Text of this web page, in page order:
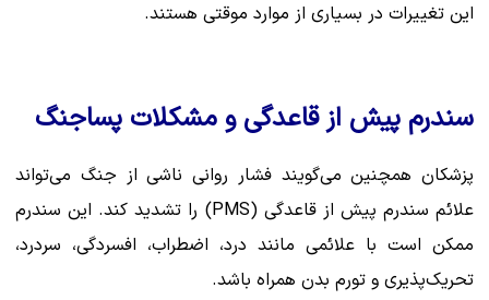
این تغییرات در بسیاری از موارد موقتی هستند.
سندرم پیش از قاعدگی و مشکلات پساجنگ
پزشکان همچنین می‌گویند فشار روانی ناشی از جنگ می‌تواند
علائم سندرم پیش از قاعدگی (PMS) را تشدید کند. این سندرم
ممکن است با علائمی مانند درد، اضطراب، افسردگی، سردرد،
تحریک‌پذیری و تورم بدن همراه باشد.